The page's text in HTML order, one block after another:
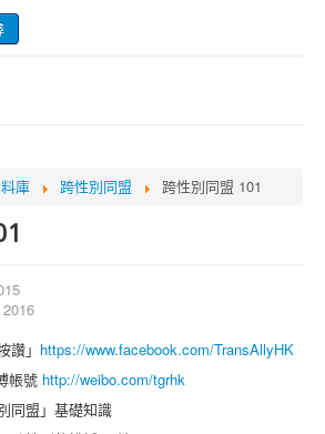
庫 跨性別同盟 跨性別同盟 101
」 https://www.facebook.com/TransAllyHK
帳號 http://weibo.com/tgrhk
同盟」基礎知識